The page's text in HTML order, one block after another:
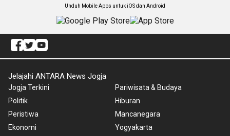
Unduh Mobile Apps untuk iOS dan Android
Jelajahi ANTARA News Jogja
Jogja Terkini
Politik
Peristiwa
Ekonomi
Pariwisata & Budaya
Hiburan
Mancanegara
Yogyakarta